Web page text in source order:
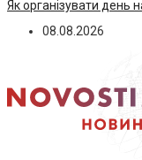
Як організувати день
08.08.2026